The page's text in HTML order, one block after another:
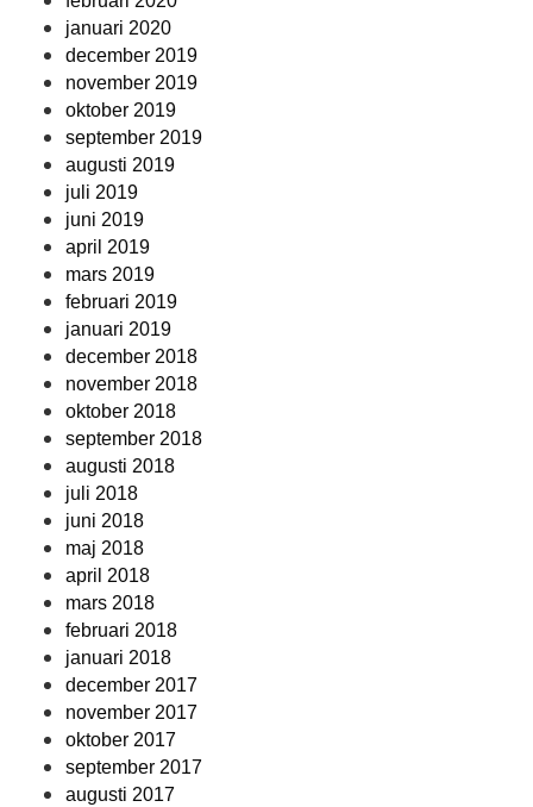
januari 2020
december 2019
november 2019
oktober 2019
september 2019
augusti 2019
juli 2019
juni 2019
april 2019
mars 2019
februari 2019
januari 2019
december 2018
november 2018
oktober 2018
september 2018
augusti 2018
juli 2018
juni 2018
maj 2018
april 2018
mars 2018
februari 2018
januari 2018
december 2017
november 2017
oktober 2017
september 2017
augusti 2017